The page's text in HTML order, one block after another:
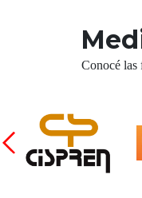
Conocé las